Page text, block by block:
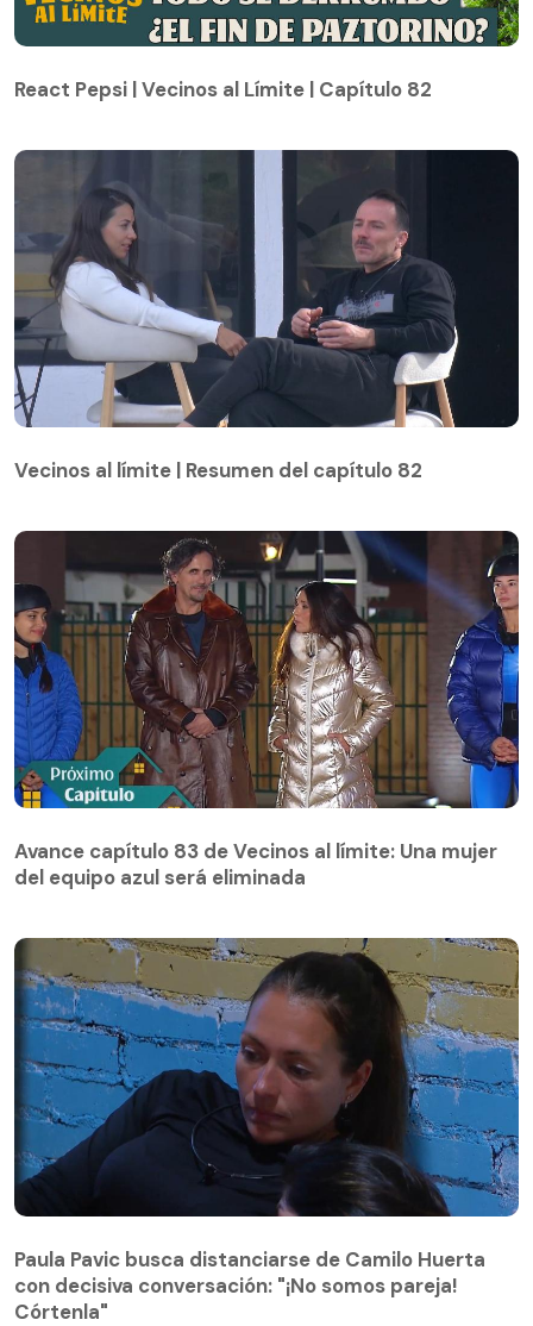
React Pepsi | Vecinos al Límite | Capítulo 82
Vecinos al límite | Resumen del capítulo 82
del equipo azul será eliminada
Avance capítulo 83 de Vecinos al límite: Una mujer
del equipo azul será eliminada
con decisiva conversación: "¡No somos pareja!
Córtenla"
Paula Pavic busca distanciarse de Camilo Huerta
con decisiva conversación: "¡No somos pareja!
Córtenla"